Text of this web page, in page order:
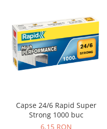
Capse 24/6 Rapid Super
Strong 1000 buc
6,15 RON